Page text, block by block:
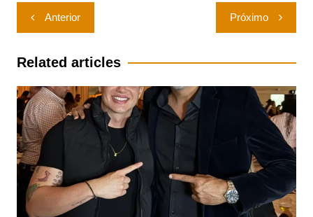
Navegação
de
Post
Anterior Próximo
Related articles